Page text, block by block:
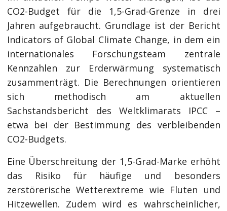
CO2-Budget für die 1,5-Grad-Grenze in drei
Jahren aufgebraucht. Grundlage ist der Bericht
Indicators of Global Climate Change, in dem ein
internationales Forschungsteam zentrale
Kennzahlen zur Erderwärmung systematisch
zusammenträgt. Die Berechnungen orientieren
sich methodisch am aktuellen
Sachstandsbericht des Weltklimarats IPCC –
etwa bei der Bestimmung des verbleibenden
CO2-Budgets.
Eine Überschreitung der 1,5-Grad-Marke erhöht
das Risiko für häufige und besonders
zerstörerische Wetterextreme wie Fluten und
Hitzewellen. Zudem wird es wahrscheinlicher,